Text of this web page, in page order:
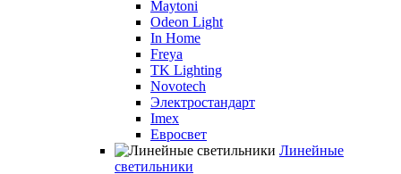
Maytoni
Odeon Light
In Home
Freya
TK Lighting
Novotech
Электростандарт
Imex
Евросвет
Линейные
светильники